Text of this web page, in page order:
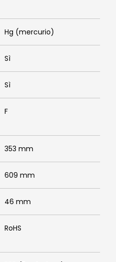
Hg (mercurio)
Sì
Sì
F
353 mm
609 mm
46 mm
RoHS